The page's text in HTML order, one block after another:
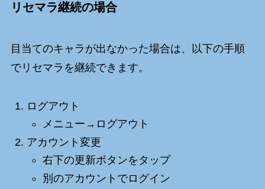
リセマラ継続の場合
目当てのキャラが出なかった場合は、以下の手順
でリセマラを継続できます。
ログアウト
メニュー→ログアウト
アカウント変更
右下の更新ボタンをタップ
別のアカウントでログイン